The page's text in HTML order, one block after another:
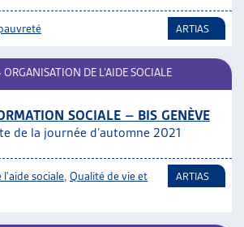
ARTIAS
ORGANISATION DE L’AIDE SOCIALE
SOCIALE – BIS GENÈVE
de la journée d’automne 2021
sociale Qualité de vie et
ARTIAS